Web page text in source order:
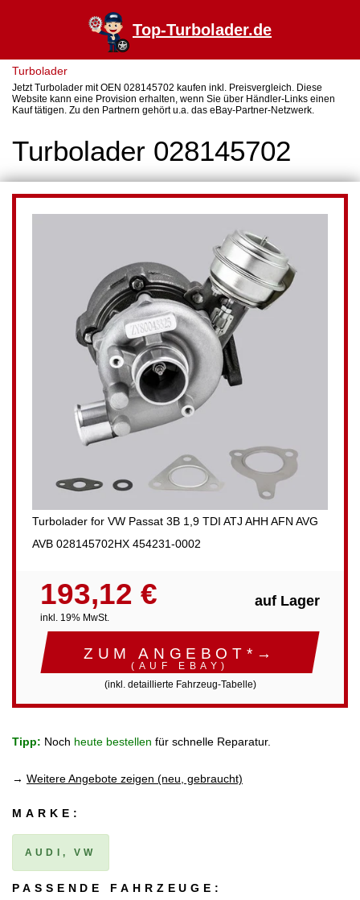
Top-Turbolader.de
Turbolader
Jetzt Turbolader mit OEN 028145702 kaufen inkl. Preisvergleich. Diese
Website kann eine Provision erhalten, wenn Sie über Händler-Links einen
Kauf tätigen. Zu den Partnern gehört u.a. das eBay-Partner-Netzwerk.
Turbolader 028145702
Turbolader for VW Passat 3B 1,9 TDI ATJ AHH AFN AVG
AVB 028145702HX 454231-0002
193,12 €
inkl. 19% MwSt.
auf Lager
ZUM ANGEBOT*→
(AUF EBAY)
(inkl. detaillierte Fahrzeug-Tabelle)
Tipp: Noch heute bestellen für schnelle Reparatur.
→ Weitere Angebote zeigen (neu, gebraucht)
MARKE:
AUDI, VW
PASSENDE FAHRZEUGE: